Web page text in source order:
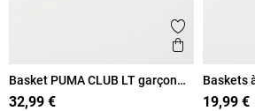
Ajouter aux
Aperçu
Basket PUMA CLUB LT garçon
(20-27)
32,99 €
Baskets
23)
19,99 €